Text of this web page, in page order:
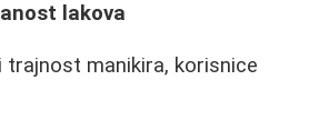
lakova
trajnost manikira, korisnice